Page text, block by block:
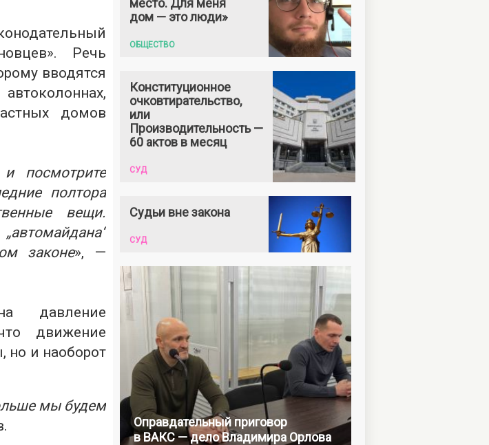
Речь
вводятся
домов
посмотрите
полтора
вещи.
законе», —
давление
движение
но и наоборот
мы будем
место. Для меня
дом — это люди»
ОБЩЕСТВО
Конституционное
очковтирательство,
или
Производительность —
60 актов в месяц
СУД
Судьи вне закона
СУД
Оправдательный приговор
в ВАКС — дело Владимира Орлова